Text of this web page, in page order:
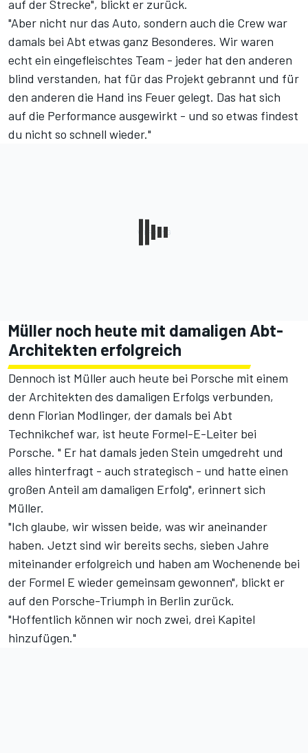
auf der Strecke", blickt er zurück.
"Aber nicht nur das Auto, sondern auch die Crew war
damals bei Abt etwas ganz Besonderes. Wir waren
echt ein eingefleischtes Team - jeder hat den anderen
blind verstanden, hat für das Projekt gebrannt und für
den anderen die Hand ins Feuer gelegt. Das hat sich
auf die Performance ausgewirkt - und so etwas findest
du nicht so schnell wieder."
Müller noch heute mit damaligen Abt-
Architekten erfolgreich
Dennoch ist Müller auch heute bei Porsche mit einem
der Architekten des damaligen Erfolgs verbunden,
denn Florian Modlinger, der damals bei Abt
Technikchef war, ist heute Formel-E-Leiter bei
Porsche. " Er hat damals jeden Stein umgedreht und
alles hinterfragt - auch strategisch - und hatte einen
großen Anteil am damaligen Erfolg", erinnert sich
Müller.
"Ich glaube, wir wissen beide, was wir aneinander
haben. Jetzt sind wir bereits sechs, sieben Jahre
miteinander erfolgreich und haben am Wochenende bei
der Formel E wieder gemeinsam gewonnen", blickt er
auf den Porsche-Triumph in Berlin zurück.
"Hoffentlich können wir noch zwei, drei Kapitel
hinzufügen."